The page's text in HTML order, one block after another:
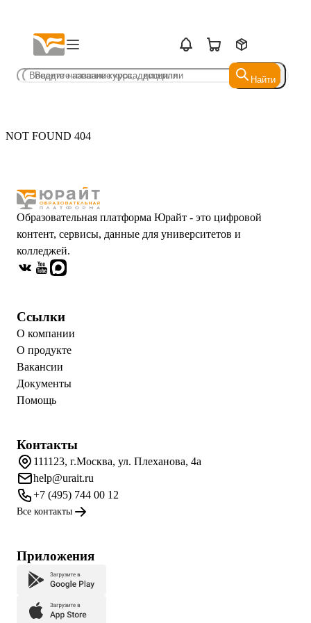
Найти
Найти
NOT FOUND 404
Образовательная платформа Юрайт - это цифровой
контент, сервисы, данные для университетов и
колледжей.
Ссылки
О компании
О продукте
Вакансии
Документы
Помощь
Контакты
111123, г.Москва, ул. Плеханова, 4а
help@urait.ru
+7 (495) 744 00 12
Все контакты
Приложения